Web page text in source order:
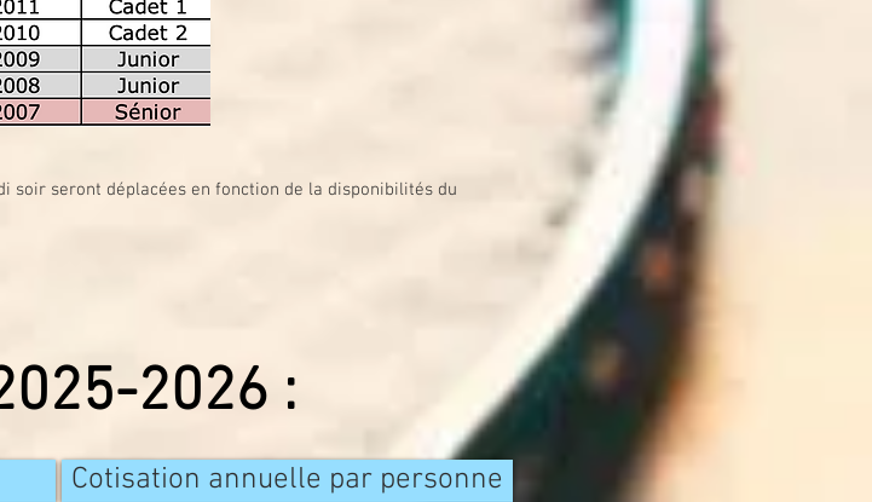
soir seront déplacées en fonction de la disponibilités du
2026 :
Cotisation annuelle par personne